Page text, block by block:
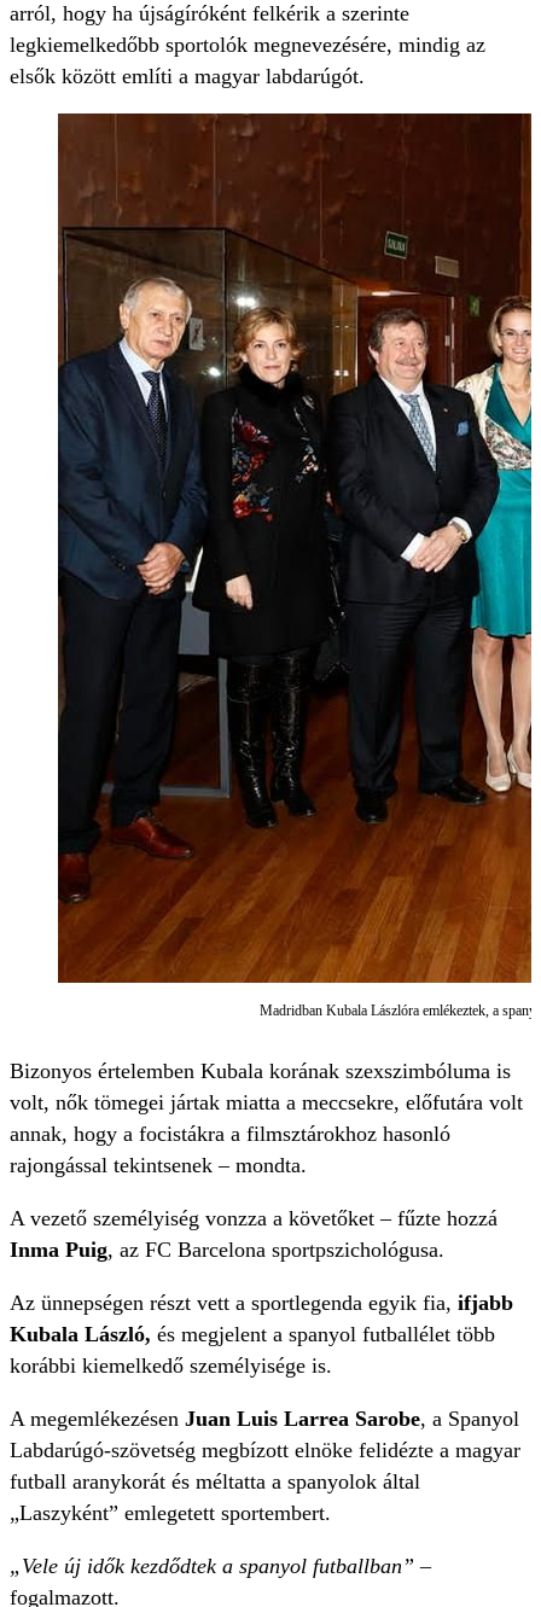
arról, hogy ha újságíróként felkérik a szerinte
legkiemelkedőbb sportolók megnevezésére, mindig az
elsők között említi a magyar labdarúgót.
Madridban Kubala Lászlóra emlékeztek, a
Bizonyos értelemben Kubala korának szexszimbóluma is
volt, nők tömegei jártak miatta a meccsekre, előfutára volt
annak, hogy a focistákra a filmsztárokhoz hasonló
rajongással tekintsenek – mondta.
A vezető személyiség vonzza a követőket – fűzte hozzá
Inma Puig, az FC Barcelona sportpszichológusa.
Az ünnepségen részt vett a sportlegenda egyik fia, ifjabb
Kubala László, és megjelent a spanyol futballélet több
korábbi kiemelkedő személyisége is.
A megemlékezésen Juan Luis Larrea Sarobe, a Spanyol
Labdarúgó-szövetség megbízott elnöke felidézte a magyar
futball aranykorát és méltatta a spanyolok által
„Laszyként” emlegetett sportembert.
„Vele új idők kezdődtek a spanyol futballban” –
fogalmazott.